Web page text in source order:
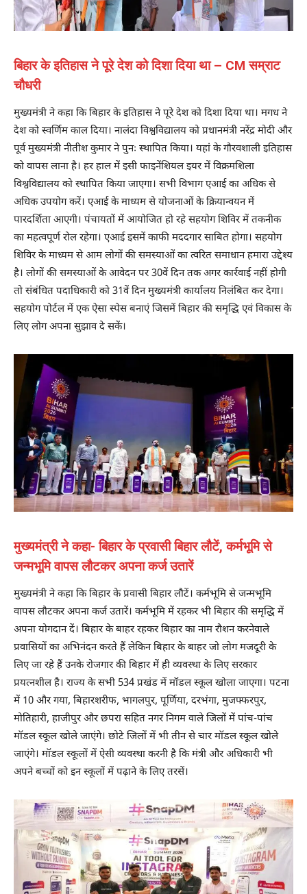
बिहार के इतिहास ने पूरे देश को दिशा दिया था – CM सम्राट
चौधरी
मुख्यमंत्री ने कहा कि बिहार के इतिहास ने पूरे देश को दिशा दिया था। मगध ने
देश को स्वर्णिम काल दिया। नालंदा विश्वविद्यालय को प्रधानमंत्री नरेंद्र मोदी और
पूर्व मुख्यमंत्री नीतीश कुमार ने पुनः स्थापित किया। यहां के गौरवशाली इतिहास
को वापस लाना है। हर हाल में इसी फाइनेंशियल इयर में विक्रमशिला
विश्वविद्यालय को स्थापित किया जाएगा। सभी विभाग एआई का अधिक से
अधिक उपयोग करें। एआई के माध्यम से योजनाओं के क्रियान्वयन में
पारदर्शिता आएगी। पंचायतों में आयोजित हो रहे सहयोग शिविर में तकनीक
का महत्वपूर्ण रोल रहेगा। एआई इसमें काफी मददगार साबित होगा। सहयोग
शिविर के माध्यम से आम लोगों की समस्याओं का त्वरित समाधान हमारा उद्देश्य
है। लोगों की समस्याओं के आवेदन पर 30वें दिन तक अगर कार्रवाई नहीं होगी
तो संबंधित पदाधिकारी को 31वें दिन मुख्यमंत्री कार्यालय निलंबित कर देगा।
सहयोग पोर्टल में एक ऐसा स्पेस बनाएं जिसमें बिहार की समृद्धि एवं विकास के
लिए लोग अपना सुझाव दे सकें।
मुख्यमंत्री ने कहा- बिहार के प्रवासी बिहार लौटें, कर्मभूमि से
जन्मभूमि वापस लौटकर अपना कर्ज उतारें
मुख्यमंत्री ने कहा कि बिहार के प्रवासी बिहार लौटें। कर्मभूमि से जन्मभूमि
वापस लौटकर अपना कर्ज उतारें। कर्मभूमि में रहकर भी बिहार की समृद्धि में
अपना योगदान दें। बिहार के बाहर रहकर बिहार का नाम रौशन करनेवाले
प्रवासियों का अभिनंदन करते हैं लेकिन बिहार के बाहर जो लोग मजदूरी के
लिए जा रहे हैं उनके रोजगार की बिहार में ही व्यवस्था के लिए सरकार
प्रयत्नशील है। राज्य के सभी 534 प्रखंड में मॉडल स्कूल खोला जाएगा। पटना
में 10 और गया, बिहारशरीफ, भागलपुर, पूर्णिया, दरभंगा, मुजफ्फरपुर,
मोतिहारी, हाजीपुर और छपरा सहित नगर निगम वाले जिलों में पांच-पांच
मॉडल स्कूल खोले जाएंगे। छोटे जिलों में भी तीन से चार मॉडल स्कूल खोले
जाएंगे। मॉडल स्कूलों में ऐसी व्यवस्था करनी है कि मंत्री और अधिकारी भी
अपने बच्चों को इन स्कूलों में पढ़ाने के लिए तरसें।